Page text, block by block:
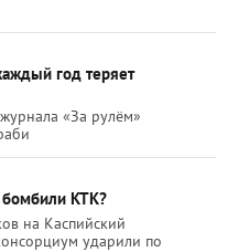
год теряет
«За рулём»
бомбили КТК?
на Каспийский
ударили по